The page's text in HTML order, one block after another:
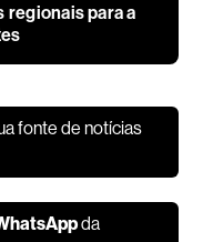
regionais para a
fonte de notícias
da